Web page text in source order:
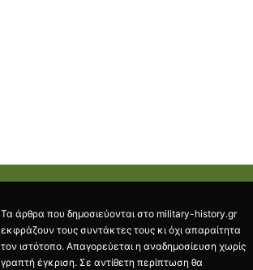
Τα άρθρα που δημοσιεύονται στο military-history.gr
εκφράζουν τους συντάκτες τους κι όχι απαραίτητα
τον ιστότοπο. Απαγορεύεται η αναδημοσίευση χωρίς
γραπτή έγκριση. Σε αντίθετη περίπτωση θα